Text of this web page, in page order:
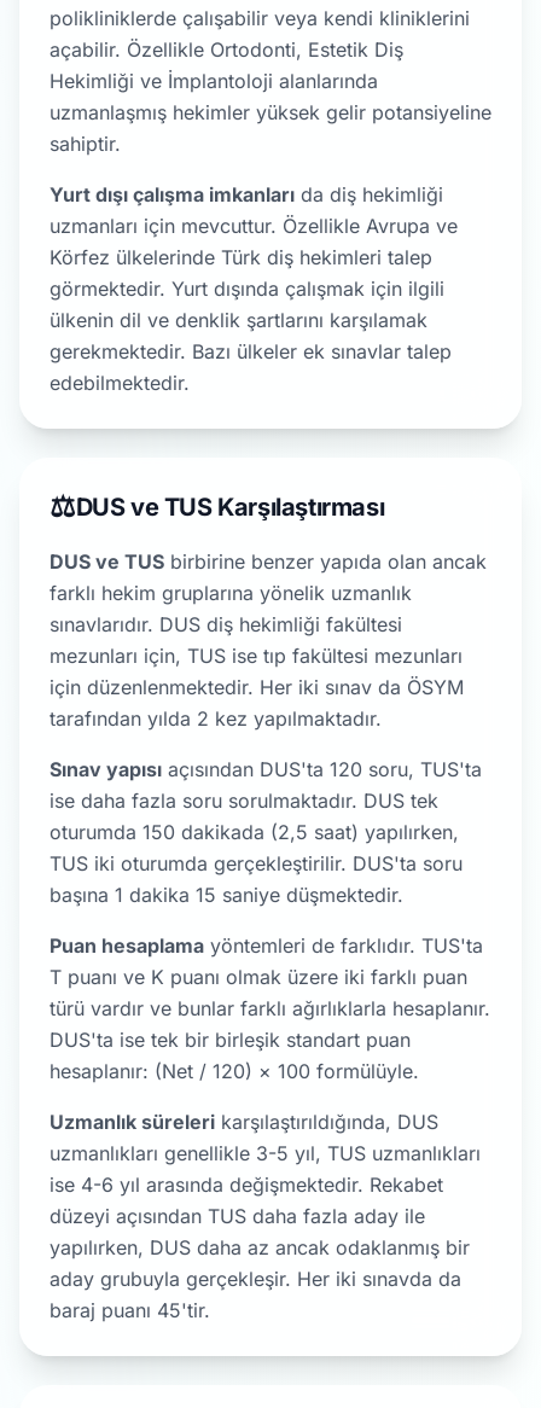
polikliniklerde çalışabilir veya kendi kliniklerini
açabilir. Özellikle Ortodonti, Estetik Diş
Hekimliği ve İmplantoloji alanlarında
uzmanlaşmış hekimler yüksek gelir potansiyeline
sahiptir.
Yurt dışı çalışma imkanları da diş hekimliği
uzmanları için mevcuttur. Özellikle Avrupa ve
Körfez ülkelerinde Türk diş hekimleri talep
görmektedir. Yurt dışında çalışmak için ilgili
ülkenin dil ve denklik şartlarını karşılamak
gerekmektedir. Bazı ülkeler ek sınavlar talep
edebilmektedir.
⚖️DUS ve TUS Karşılaştırması
DUS ve TUS birbirine benzer yapıda olan ancak
farklı hekim gruplarına yönelik uzmanlık
sınavlarıdır. DUS diş hekimliği fakültesi
mezunları için, TUS ise tıp fakültesi mezunları
için düzenlenmektedir. Her iki sınav da ÖSYM
tarafından yılda 2 kez yapılmaktadır.
Sınav yapısı açısından DUS'ta 120 soru, TUS'ta
ise daha fazla soru sorulmaktadır. DUS tek
oturumda 150 dakikada (2,5 saat) yapılırken,
TUS iki oturumda gerçekleştirilir. DUS'ta soru
başına 1 dakika 15 saniye düşmektedir.
Puan hesaplama yöntemleri de farklıdır. TUS'ta
T puanı ve K puanı olmak üzere iki farklı puan
türü vardır ve bunlar farklı ağırlıklarla hesaplanır.
DUS'ta ise tek bir birleşik standart puan
hesaplanır: (Net / 120) × 100 formülüyle.
Uzmanlık süreleri karşılaştırıldığında, DUS
uzmanlıkları genellikle 3-5 yıl, TUS uzmanlıkları
ise 4-6 yıl arasında değişmektedir. Rekabet
düzeyi açısından TUS daha fazla aday ile
yapılırken, DUS daha az ancak odaklanmış bir
aday grubuyla gerçekleşir. Her iki sınavda da
baraj puanı 45'tir.